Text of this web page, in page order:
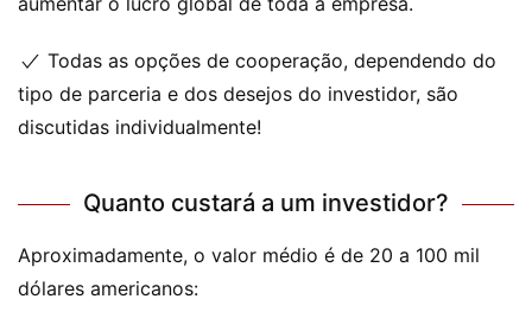
Todas as opções de cooperação, dependendo do
tipo de parceria e dos desejos do investidor, são
discutidas individualmente!
Quanto custará a um investidor?
Aproximadamente, o valor médio é de 20 a 100 mil
dólares americanos: